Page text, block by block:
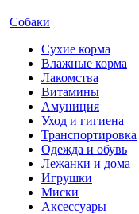
Собаки
Сухие корма
Влажные корма
Лакомства
Витамины
Амуниция
Уход и гигиена
Транспортировка
Одежда и обувь
Лежанки и дома
Игрушки
Миски
Аксессуары